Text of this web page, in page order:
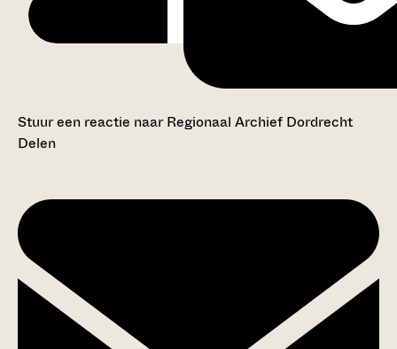
Stuur een reactie naar Regionaal Archief Dordrecht
Delen